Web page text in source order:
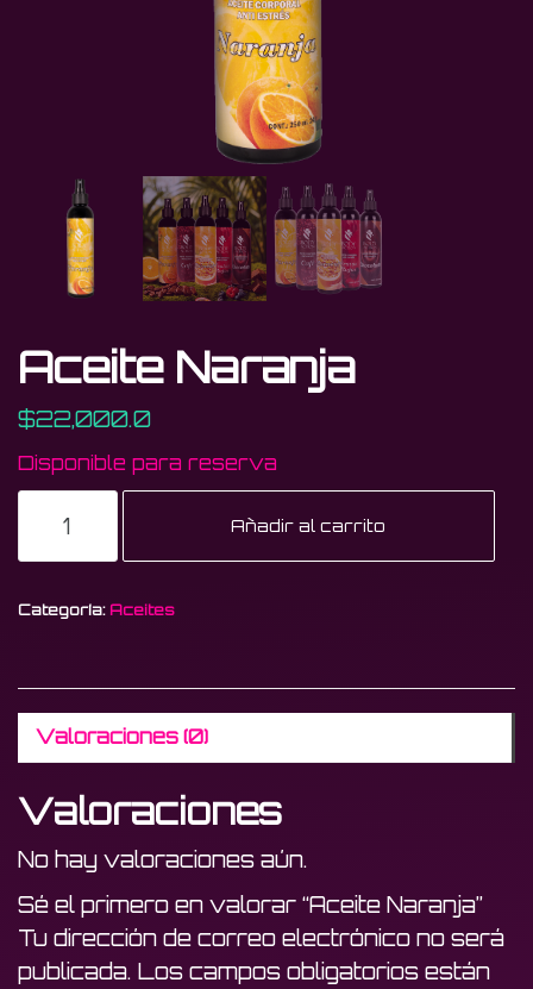
Aceite Naranja
$22,000.0
Disponible para reserva
Naranja
Añadir al carrito
Categoría: Aceites
Valoraciones (0)
Valoraciones
No hay valoraciones aún.
Sé el primero en valorar “Aceite Naranja”
Tu dirección de correo electrónico no será
publicada. Los campos obligatorios están